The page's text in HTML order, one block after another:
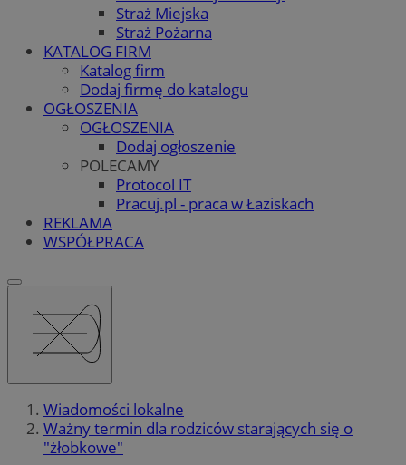
Straż Miejska
Straż Pożarna
KATALOG FIRM
Katalog firm
Dodaj firmę do katalogu
OGŁOSZENIA
OGŁOSZENIA
Dodaj ogłoszenie
POLECAMY
Protocol IT
Pracuj.pl - praca w Łaziskach
REKLAMA
WSPÓŁPRACA
Wiadomości lokalne
Ważny termin dla rodziców starających się o
"żłobkowe"